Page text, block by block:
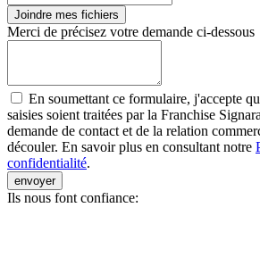
Joindre mes fichiers
Merci de précisez votre demande ci-dessous
En soumettant ce formulaire, j'accepte
saisies soient traitées par la Franchise
demande de contact et de la relation
découler. En savoir plus en consultant notre
confidentialité.
envoyer
Ils nous font confiance: